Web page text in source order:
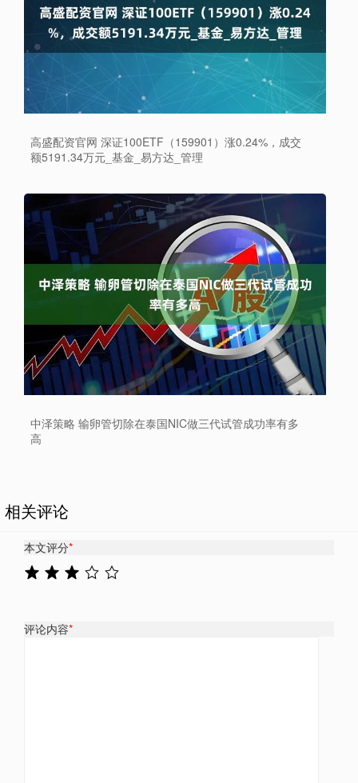
高盛配资官网 深证100ETF（159901）涨0.24%，成交
额5191.34万元_基金_易方达_管理
中泽策略 输卵管切除在泰国NIC做三代试管成功率有多
高
相关评论
本文评分*
评论内容*